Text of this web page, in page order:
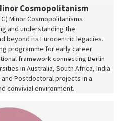
Cosmopolitanism
Minor Cosmopolitanisms
and understanding the
beyond its Eurocentric legacies.
programme for early career
framework connecting Berlin
in Australia, South Africa, India
and Postdoctoral projects in a
convivial environment.